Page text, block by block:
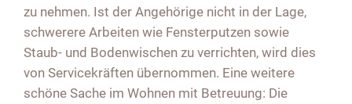
zu nehmen. Ist der Angehörige nicht in der Lage,
schwerere Arbeiten wie Fensterputzen sowie
Staub- und Bodenwischen zu verrichten, wird dies
von Servicekräften übernommen. Eine weitere
schöne Sache im Wohnen mit Betreuung: Die